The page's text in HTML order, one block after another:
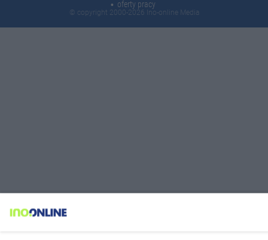
oferty pracy
© copyright 2000-2026 Ino-online Media